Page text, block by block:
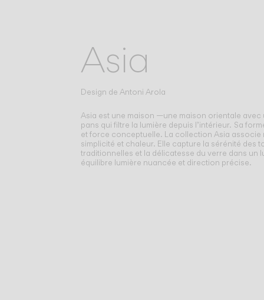
Asia
Design deAntoni Arola
Asia est une maison —une maison orientale avec
pans qui filtre la lumière depuis l’intérieur. Sa
et force conceptuelle. La collection Asia associe
simplicité et chaleur. Elle capture la sérénité des
traditionnelles et la délicatesse du verre dans un
équilibre lumière nuancée et direction précise.